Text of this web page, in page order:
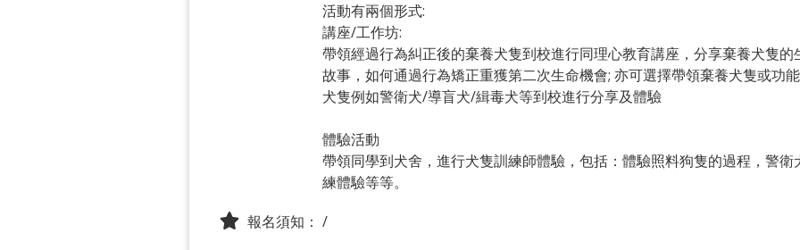
活動有兩個形式:
講座/工作坊:
帶領經過行為糾正後的棄養犬隻到校進行同理心教育講座，分享棄養犬隻的
故事，如何通過行為矯正重獲第二次生命機會; 亦可選擇帶領棄養犬隻或功
犬隻例如警衛犬/導盲犬/緝毒犬等到校進行分享及體驗
體驗活動
帶領同學到犬舍，進行犬隻訓練師體驗，包括：體驗照料狗隻的過程，警衛
練體驗等等。
報名須知： /